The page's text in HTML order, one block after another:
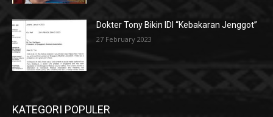
Dokter Tony Bikin IDI “Kebakaran Jenggot”
27 February 2023
KATEGORI POPULER